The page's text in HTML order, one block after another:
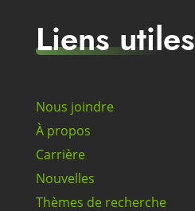
Liens utiles
Nous joindre
À propos
Carrière
Nouvelles
Thèmes de recherche